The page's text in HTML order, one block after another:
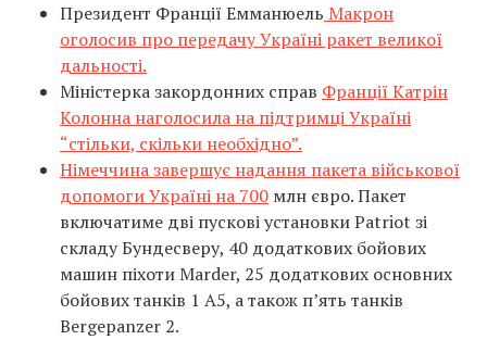
Президент Франції Емманюель Макрон
оголосив про передачу Україні ракет великої
дальності.
Міністерка закордонних справ Франції Катрін
Колонна наголосила на підтримці Україні
“стільки, скільки необхідно”.
Німеччина завершує надання пакета військової
допомоги Україні на 700 млн євро. Пакет
включатиме дві пускові установки Patriot зі
складу Бундесверу, 40 додаткових бойових
машин піхоти Marder, 25 додаткових основних
бойових танків 1 A5, а також п’ять танків
Bergepanzer 2.